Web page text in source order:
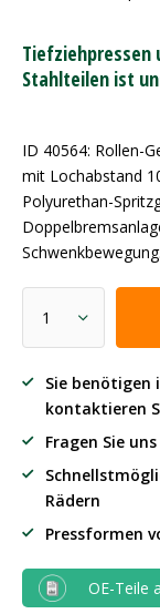
Tiefziehpressen
Stahlteilen ist
ID 40564: Rollen-
mit Lochabstand
Polyurethan-
Sie benötigen
kontaktieren
Fragen Sie
Rädern
Pressformen
OE-Teile